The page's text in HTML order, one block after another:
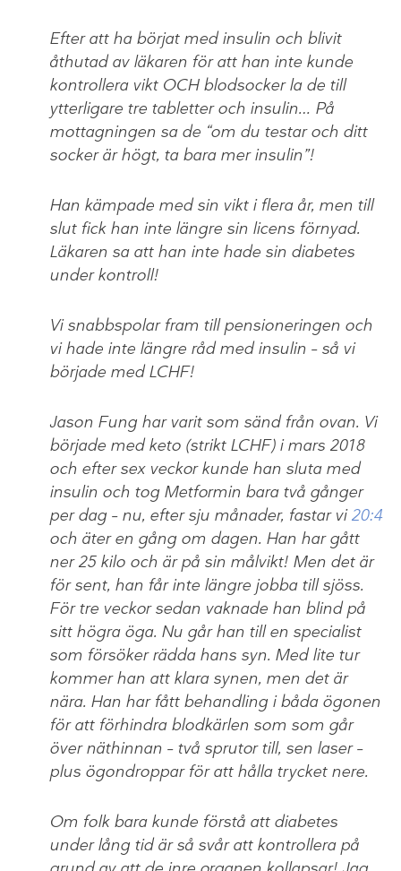
Efter att ha börjat med insulin och blivit
åthutad av läkaren för att han inte kunde
kontrollera vikt OCH blodsocker la de till
ytterligare tre tabletter och insulin… På
mottagningen sa de “om du testar och ditt
socker är högt, ta bara mer insulin”!
Han kämpade med sin vikt i flera år, men till
slut fick han inte längre sin licens förnyad.
Läkaren sa att han inte hade sin diabetes
under kontroll!
Vi snabbspolar fram till pensioneringen och
vi hade inte längre råd med insulin – så vi
började med LCHF!
Jason Fung har varit som sänd från ovan. Vi
började med keto (strikt LCHF) i mars 2018
och efter sex veckor kunde han sluta med
insulin och tog Metformin bara två gånger
per dag – nu, efter sju månader, fastar vi20:4
och äter en gång om dagen. Han har gått
ner 25 kilo och är på sin målvikt! Men det är
för sent, han får inte längre jobba till sjöss.
För tre veckor sedan vaknade han blind på
sitt högra öga. Nu går han till en specialist
som försöker rädda hans syn. Med lite tur
kommer han att klara synen, men det är
nära. Han har fått behandling i båda ögonen
för att förhindra blodkärlen som som går
över näthinnan – två sprutor till, sen laser –
plus ögondroppar för att hålla trycket nere.
Om folk bara kunde förstå att diabetes
under lång tid är så svår att kontrollera på